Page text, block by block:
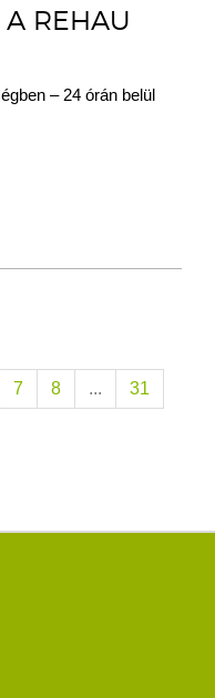
REHAU
– 24 órán belül
7 8 ... 31